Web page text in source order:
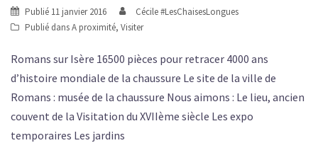
Publié 11 janvier 2016
Cécile #LesChaisesLongues
Publié dansA proximité, Visiter
Romans sur Isère 16500 pièces pour retracer 4000 ans
d’histoire mondiale de la chaussure Le site de la ville de
Romans : musée de la chaussure Nous aimons : Le lieu, ancien
couvent de la Visitation du XVIIème siècle Les expo
temporaires Les jardins